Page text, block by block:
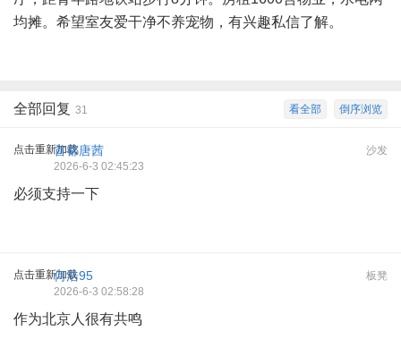
均摊。希望室友爱干净不养宠物，有兴趣私信了解。
倒序浏览
看全部
全部回复 31
点击重新加载 沙发
首都唐茜
2026-6-3 02:45:23
必须支持一下
点击重新加载 板凳
何浩95
2026-6-3 02:58:28
作为北京人很有共鸣